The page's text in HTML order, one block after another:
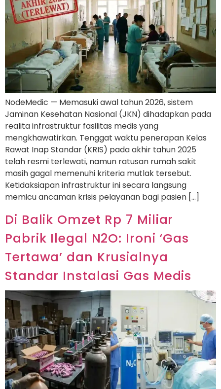
NodeMedic — Memasuki awal tahun 2026, sistem
Jaminan Kesehatan Nasional (JKN) dihadapkan pada
realita infrastruktur fasilitas medis yang
mengkhawatirkan. Tenggat waktu penerapan Kelas
Rawat Inap Standar (KRIS) pada akhir tahun 2025
telah resmi terlewati, namun ratusan rumah sakit
masih gagal memenuhi kriteria mutlak tersebut.
Ketidaksiapan infrastruktur ini secara langsung
memicu ancaman krisis pelayanan bagi pasien […]
Di Balik Omzet Rp 7 Miliar
Pabrik Ilegal N2O: Ironi ‘Gas
Tertawa’ dan Krusialnya
Standar Instalasi Gas Medis